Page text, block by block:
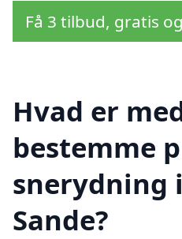
Få 3 tilbud, gratis
Hvad er
bestemme
snerydning
Sande?